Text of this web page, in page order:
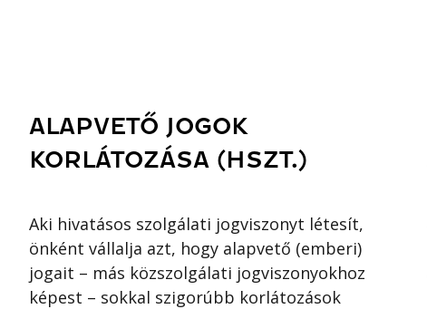
ALAPVETŐ JOGOK
KORLÁTOZÁSA (HSZT.)
Aki hivatásos szolgálati jogviszonyt létesít,
önként vállalja azt, hogy alapvető (emberi)
jogait – más közszolgálati jogviszonyokhoz
képest – sokkal szigorúbb korlátozások